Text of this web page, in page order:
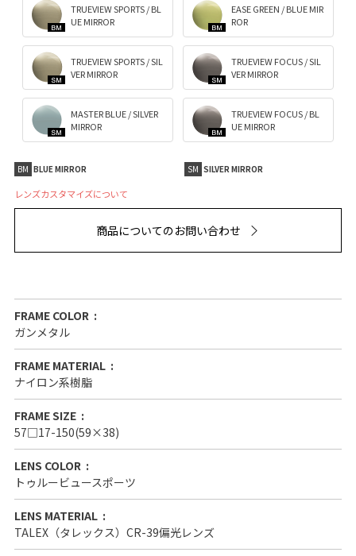
TRUEVIEW SPORTS / BL
UE MIRROR
EASE GREEN / BLUE MIR
ROR
TRUEVIEW SPORTS / SIL
VER MIRROR
TRUEVIEW FOCUS / SIL
VER MIRROR
MASTER BLUE / SILVER
MIRROR
TRUEVIEW FOCUS / BL
UE MIRROR
BM BLUE MIRROR SM SILVER MIRROR
レンズカスタマイズについて
商品についてのお問い合わせ
FRAME COLOR
ガンメタル
FRAME MATERIAL
ナイロン系樹脂
FRAME SIZE
57□17-150(59×38)
LENS COLOR
トゥルービュースポーツ
LENS MATERIAL
TALEX（タレックス）CR-39偏光レンズ